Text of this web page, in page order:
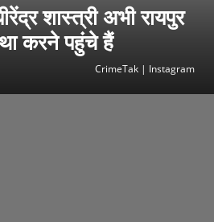
शास्त्री अभी रायपुर
करने पहुंचे हैं
CrimeTak | Instagram